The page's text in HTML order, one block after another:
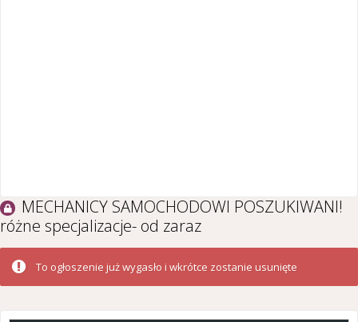
MECHANICY SAMOCHODOWI POSZUKIWANI!
różne specjalizacje- od zaraz
To ogłoszenie już wygasło i wkrótce zostanie usunięte